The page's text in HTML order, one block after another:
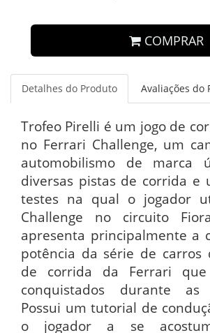
COMPRAR
Detalhes do Produto Avaliações do
Trofeo Pirelli é um jogo de
no Ferrari Challenge, um
automobilismo de marca
diversas pistas de corrida e
testes na qual o jogador
Challenge no circuito
apresenta principalmente a
potência da série de carros
de corrida da Ferrari
conquistados durante as
Possui um tutorial de
o jogador a se